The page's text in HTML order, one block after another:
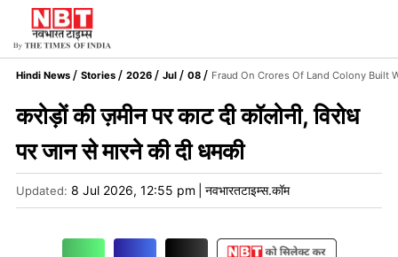
Hindi News Stories 2026 Jul 08 Fraud On Crores Of Land Colony Built
करोड़ों की ज़मीन पर काट दी कॉलोनी, विरोध
पर जान से मारने की दी धमकी
Updated: 8 Jul 2026, 12:55 pm नवभारतटाइम्स.कॉम